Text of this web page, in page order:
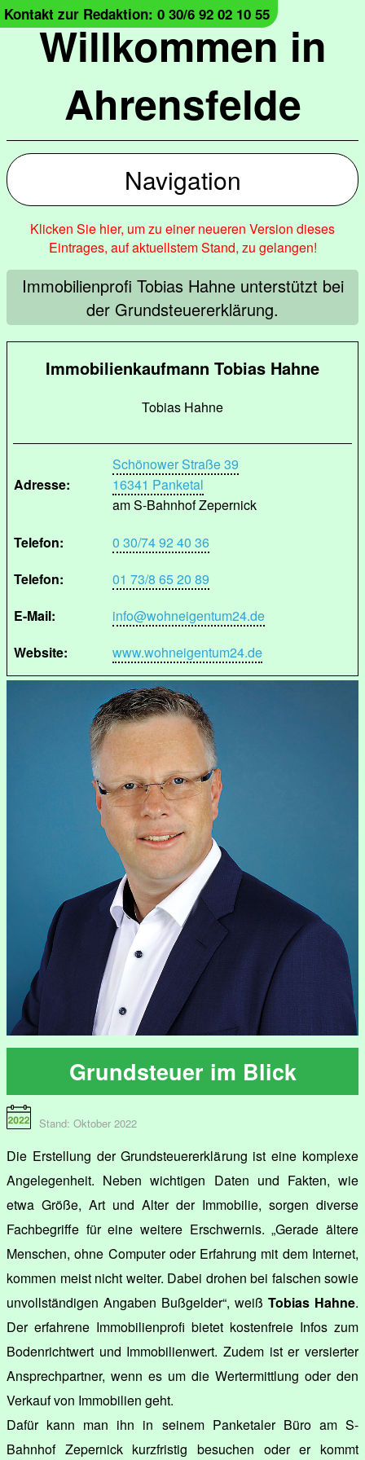
Willkommen in
Ahrensfelde
Kontakt zur Redaktion: 0 30/6 92 02 10 55
Navigation
Klicken Sie hier, um zu einer neueren Version dieses
Eintrages, auf aktuellstem Stand, zu gelangen!
Immobilienprofi Tobias Hahne unterstützt bei
der Grundsteuererklärung.
Immobilienkaufmann Tobias Hahne
Tobias Hahne
Adresse:
Schönower Straße 39
16341 Panketal
am S-Bahnhof Zepernick
Telefon:
0 30/74 92 40 36
Telefon:
01 73/8 65 20 89
E-Mail:
info@wohneigentum24.de
Website:
www.wohneigentum24.de
Grundsteuer im Blick
Stand: Oktober 2022
Die Erstellung der Grundsteuererklärung ist eine komplexe
Angelegenheit. Neben wichtigen Daten und Fakten, wie
etwa Größe, Art und Alter der Immobilie, sorgen diverse
Fachbegriffe für eine weitere Erschwernis. „Gerade ältere
Menschen, ohne Computer oder Erfahrung mit dem Internet,
kommen meist nicht weiter. Dabei drohen bei falschen sowie
unvollständigen Angaben Bußgelder“, weiß Tobias Hahne.
Der erfahrene Immobilienprofi bietet kostenfreie Infos zum
Bodenrichtwert und Immobilienwert. Zudem ist er versierter
Ansprechpartner, wenn es um die Wertermittlung oder den
Verkauf von Immobilien geht.
Dafür kann man ihn in seinem Panketaler Büro am S-
Bahnhof Zepernick kurzfristig besuchen oder er kommt